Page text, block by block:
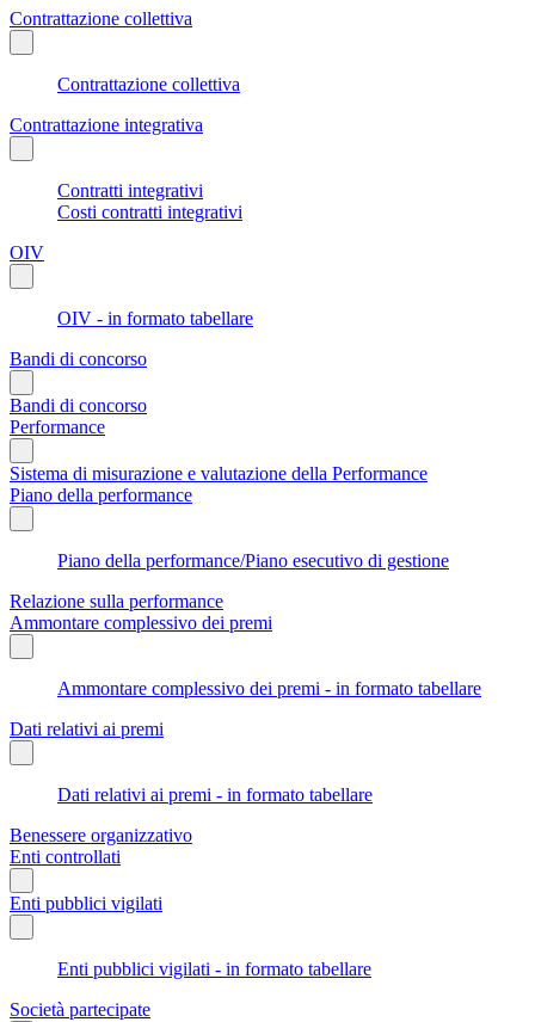
Contrattazione collettiva
Contrattazione collettiva
Contrattazione integrativa
Contratti integrativi
Costi contratti integrativi
OIV
OIV - in formato tabellare
Bandi di concorso
Bandi di concorso
Performance
Sistema di misurazione e valutazione della Performance
Piano della performance
Piano della performance/Piano esecutivo di gestione
Relazione sulla performance
Ammontare complessivo dei premi
Ammontare complessivo dei premi - in formato tabellare
Dati relativi ai premi
Dati relativi ai premi - in formato tabellare
Benessere organizzativo
Enti controllati
Enti pubblici vigilati
Enti pubblici vigilati - in formato tabellare
Società partecipate